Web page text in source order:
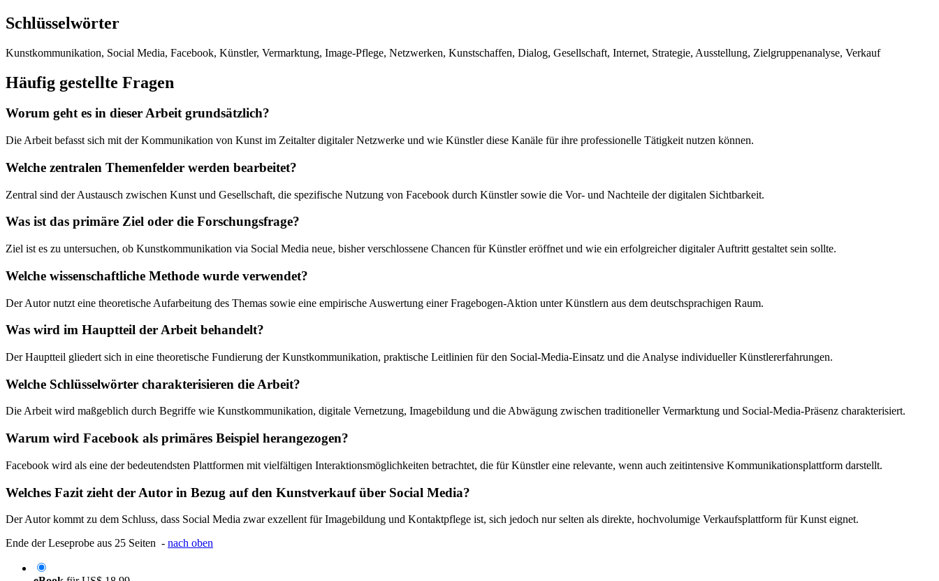
Schlüsselwörter
Kunstkommunikation, Social Media, Facebook, Künstler, Vermarktung, Image-Pflege, Netzwerken, Kunstschaffen, Dialog, Gesellschaft, Internet, Strategie, Ausstellung, Zielgruppenanalyse, Verkauf
Häufig gestellte Fragen
Worum geht es in dieser Arbeit grundsätzlich?
Die Arbeit befasst sich mit der Kommunikation von Kunst im Zeitalter digitaler Netzwerke und wie Künstler diese Kanäle für ihre professionelle Tätigkeit nutzen können.
Welche zentralen Themenfelder werden bearbeitet?
Zentral sind der Austausch zwischen Kunst und Gesellschaft, die spezifische Nutzung von Facebook durch Künstler sowie die Vor- und Nachteile der digitalen Sichtbarkeit.
Was ist das primäre Ziel oder die Forschungsfrage?
Ziel ist es zu untersuchen, ob Kunstkommunikation via Social Media neue, bisher verschlossene Chancen für Künstler eröffnet und wie ein erfolgreicher digitaler Auftritt gestaltet sein sollte.
Welche wissenschaftliche Methode wurde verwendet?
Der Autor nutzt eine theoretische Aufarbeitung des Themas sowie eine empirische Auswertung einer Fragebogen-Aktion unter Künstlern aus dem deutschsprachigen Raum.
Was wird im Hauptteil der Arbeit behandelt?
Der Hauptteil gliedert sich in eine theoretische Fundierung der Kunstkommunikation, praktische Leitlinien für den Social-Media-Einsatz und die Analyse individueller Künstlererfahrungen.
Welche Schlüsselwörter charakterisieren die Arbeit?
Die Arbeit wird maßgeblich durch Begriffe wie Kunstkommunikation, digitale Vernetzung, Imagebildung und die Abwägung zwischen traditioneller Vermarktung und Social-Media-Präsenz charakterisiert.
Warum wird Facebook als primäres Beispiel herangezogen?
Facebook wird als eine der bedeutendsten Plattformen mit vielfältigen Interaktionsmöglichkeiten betrachtet, die für Künstler eine relevante, wenn auch zeitintensive Kommunikationsplattform darstellt.
Welches Fazit zieht der Autor in Bezug auf den Kunstverkauf über Social Media?
Der Autor kommt zu dem Schluss, dass Social Media zwar exzellent für Imagebildung und Kontaktpflege ist, sich jedoch nur selten als direkte, hochvolumige Verkaufsplattform für Kunst eignet.
Ende der Leseprobe aus 25 Seiten - nach oben